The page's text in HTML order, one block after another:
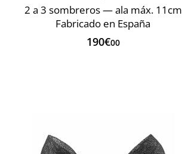
2 a 3 sombreros — ala máx. 11cm
Fabricado en España
190€00